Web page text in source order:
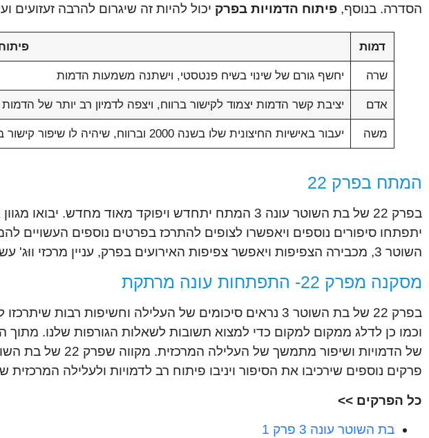
הסדרה. בנוסף, פיתוח הדמויות בפרק יכול להיות זה שיגרום להרבה זעזועים
דמות
שרה יחשף גורם של שינוי בשיח פנטסטי, וישתנה משמעות הדמות
אדם יציבת קשר הדמות יצמוד לקישור ברווח, ויצפה לדמיון רב יותר של
משה יעבור באישיות החיצונית שלו בשנה 2000 וברווח, שיהיה לו שיפור קישור בין הדמויות שלו וקובע את התקוממות המשחק ביניהן
המתח בפרק 22
בפרק 22 של בת השוטר עונה 3 המתח יתחדש ויפוקד מאוד
השוטר 3, מכבירה הצפיפות ויאפשר צפיפות האירועים בפרק, עניין מרכזי ווּג' עשוי לתת לסדרה מרץ חדש ולטמון בתוכו את התחזקותו.
מסקנה מפרק 22- התפתחות עונה מרתקת
בפרק 22 של בת השוטר 3 נראים סיכומים של העלילה
וכמו כן לדלג ממקום למקום כדי למצוא תשובות לשאלות הגורפות שלנו. מתוך
פרקים נוספים שירכיבו את הסיפור ויניבו פיתוח רב לדמויות ולעלילה
כל הפרקים >>
בת השוטר עונה 3 פרק 1